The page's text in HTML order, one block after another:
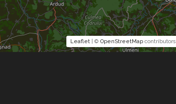
Leaflet| © OpenStreetMapcontributors